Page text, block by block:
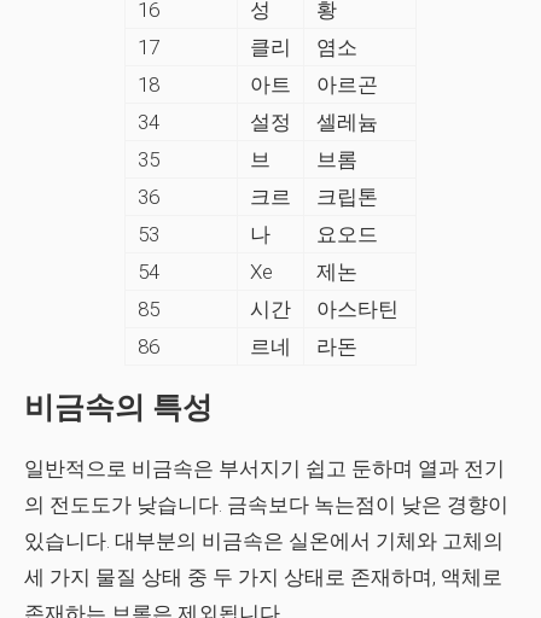
16 성
황
17
클리
염소
18
아트
아르곤
34
설정
셀레늄
35
브
브롬
36
크르
크립톤
53
나
요오드
54
Xe
제논
85
시간
아스타틴
86
르네 라돈
비금속의 특성
일반적으로 비금속은 부서지기 쉽고 둔하며 열과 전기
의 전도도가 낮습니다. 금속보다 녹는점이 낮은 경향이
있습니다. 대부분의 비금속은 실온에서 기체와 고체의
세 가지 물질 상태 중 두 가지 상태로 존재하며, 액체로
존재하는 브롬은 제외됩니다.